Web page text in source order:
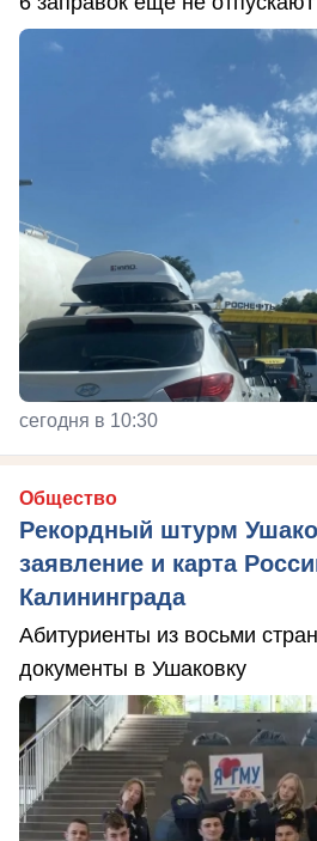
сегодня в 10:30
Общество
Рекордный штурм
заявление и карта
Калининграда
Абитуриенты из восьми
документы в Ушаковку